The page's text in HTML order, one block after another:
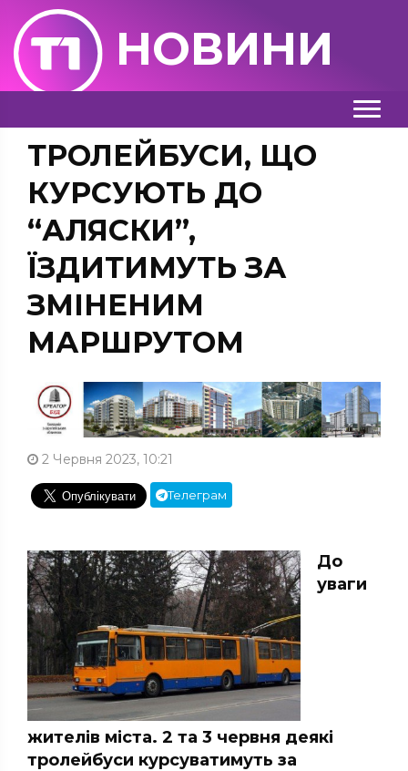
НОВИНИ
ТРОЛЕЙБУСИ, ЩО
КУРСУЮТЬ ДО
“АЛЯСКИ”,
ЇЗДИТИМУТЬ ЗА
ЗМІНЕНИМ
МАРШРУТОМ
2 Червня 2023, 10:21
Телеграм
До
уваги
жителів міста. 2 та 3 червня деякі
тролейбуси курсуватимуть за